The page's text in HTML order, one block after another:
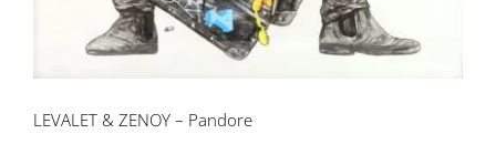
Contactez-nous
LEVALET & ZENOY – Pandore